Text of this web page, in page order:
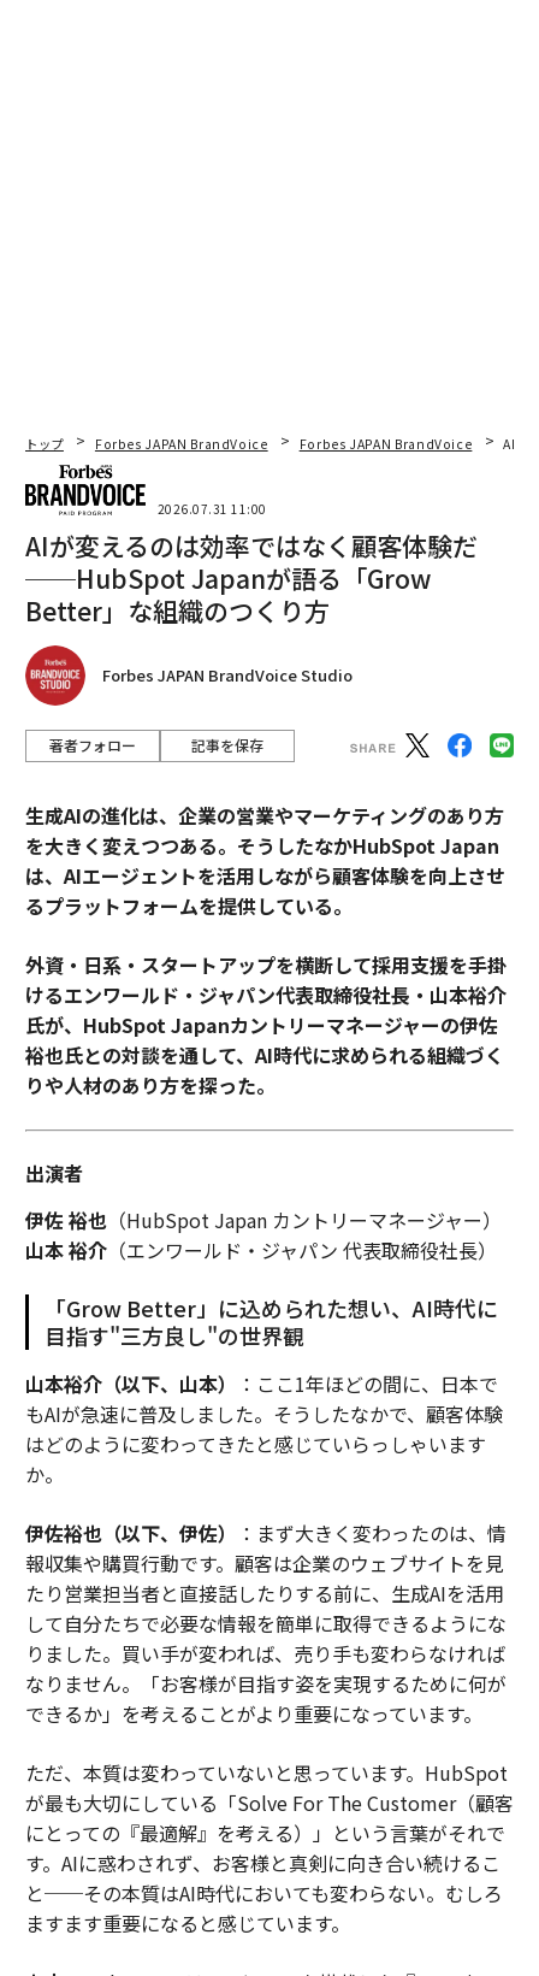
トップ Forbes JAPAN BrandVoice Forbes JAPAN BrandVoice AIが
2026.07.31 11:00
AIが変えるのは効率ではなく顧客体験だ
──HubSpot Japanが語る「Grow
Better」な組織のつくり方
Forbes JAPAN BrandVoice Studio
著者フォロー 記事を保存
生成AIの進化は、企業の営業やマーケティングのあり方
を大きく変えつつある。そうしたなかHubSpot Japan
は、AIエージェントを活用しながら顧客体験を向上させ
るプラットフォームを提供している。
外資・日系・スタートアップを横断して採用支援を手掛
けるエンワールド・ジャパン代表取締役社長・山本裕介
氏が、HubSpot Japanカントリーマネージャーの伊佐
裕也氏との対談を通して、AI時代に求められる組織づく
りや人材のあり方を探った。
出演者
伊佐 裕也（HubSpot Japan カントリーマネージャー）
山本 裕介（エンワールド・ジャパン 代表取締役社長）
「Grow Better」に込められた想い、AI時代に
目指す"三方良し"の世界観
山本裕介（以下、山本）
：ここ1年ほどの間に、日本で
もAIが急速に普及しました。そうしたなかで、顧客体験
はどのように変わってきたと感じていらっしゃいます
か。
伊佐裕也（以下、伊佐）
：まず大きく変わったのは、情
報収集や購買行動です。顧客は企業のウェブサイトを見
たり営業担当者と直接話したりする前に、生成AIを活用
して自分たちで必要な情報を簡単に取得できるようにな
りました。買い手が変われば、売り手も変わらなければ
なりません。「お客様が目指す姿を実現するために何が
できるか」を考えることがより重要になっています。
ただ、本質は変わっていないと思っています。HubSpot
が最も大切にしている「Solve For The Customer（顧客
にとっての『最適解』を考える）」という言葉がそれで
す。AIに惑わされず、お客様と真剣に向き合い続けるこ
と──その本質はAI時代においても変わらない。むしろ
ますます重要になると感じています。